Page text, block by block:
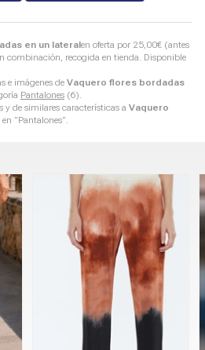
en un lateralen oferta por 25,00€ (antes
combinación, recogida en tienda. Disponible
e imágenes de Vaquero flores bordadas
Pantalones (6).
de similares características a Vaquero
en "Pantalones".